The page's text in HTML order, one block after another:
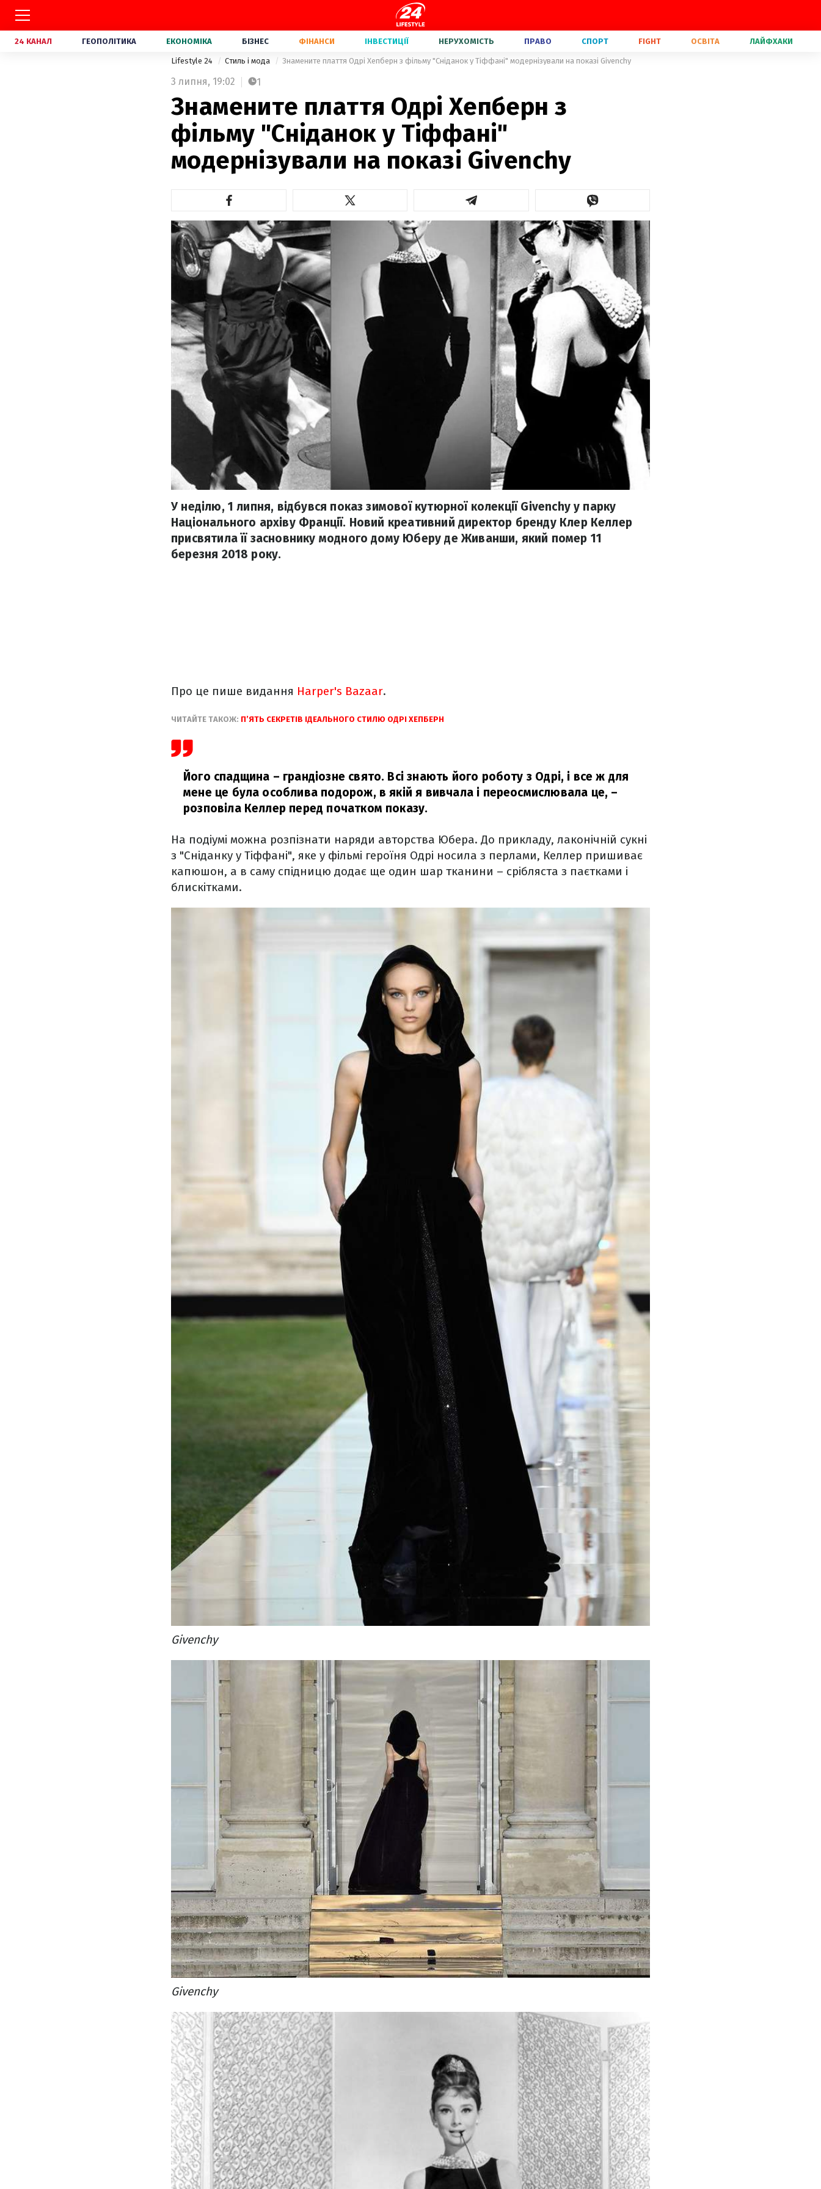
24 КАНАЛ ГЕОПОЛІТИКА ЕКОНОМІКА БІЗНЕС ФІНАНСИ ІНВЕСТИЦІЇ НЕРУХОМІСТЬ ПРАВО СПОРТ FIGHT ОСВІТА ЛАЙФХАКИ
Lifestyle 24 Стиль і мода Знамените плаття Одрі Хепберн з фільму "Сніданок у Тіффані" модернізували на показі Givenchy
3 липня, 19:02 1
Знамените плаття Одрі Хепберн з
фільму "Сніданок у Тіффані"
модернізували на показі Givenchy
У неділю, 1 липня, відбувся показ зимової кутюрної колекції Givenchy у парку
Національного архіву Франції. Новий креативний директор бренду Клер Келлер
присвятила її засновнику модного дому Юберу де Живанши, який помер 11
березня 2018 року.
Про це пише видання Harper's Bazaar.
ЧИТАЙТЕ ТАКОЖ: П’ЯТЬ СЕКРЕТІВ ІДЕАЛЬНОГО СТИЛЮ ОДРІ ХЕПБЕРН
Його спадщина – грандіозне свято. Всі знають його роботу з Одрі, і все ж для
мене це була особлива подорож, в якій я вивчала і переосмислювала це, –
розповіла Келлер перед початком показу.
На подіумі можна розпізнати наряди авторства Юбера. До прикладу, лаконічній сукні
з "Сніданку у Тіффані", яке у фільмі героїня Одрі носила з перлами, Келлер пришиває
капюшон, а в саму спідницю додає ще один шар тканини – срібляста з паєтками і
блискітками.
Givenchy
Givenchy